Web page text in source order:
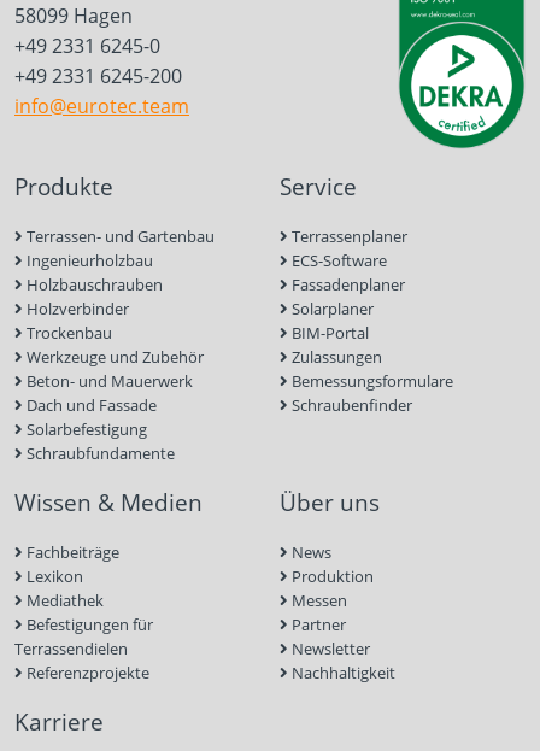
58099 Hagen
+49 2331 6245-0
+49 2331 6245-200
info@eurotec.team
Produkte
Terrassen- und Gartenbau
Ingenieurholzbau
Holzbauschrauben
Holzverbinder
Trockenbau
Werkzeuge und Zubehör
Beton- und Mauerwerk
Dach und Fassade
Solarbefestigung
Schraubfundamente
Service
Terrassenplaner
ECS-Software
Fassadenplaner
Solarplaner
BIM-Portal
Zulassungen
Bemessungsformulare
Schraubenfinder
Wissen & Medien
Fachbeiträge
Lexikon
Mediathek
Befestigungen für
Terrassendielen
Referenzprojekte
Über uns
News
Produktion
Messen
Partner
Newsletter
Nachhaltigkeit
Karriere